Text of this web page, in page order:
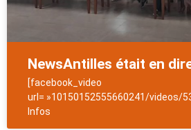
NewsAntilles était en
[facebook_video
url= »10150152555660241/videos/
Infos